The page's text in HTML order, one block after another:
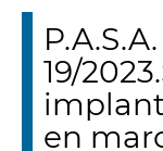
P.A.S.A.
19/
en